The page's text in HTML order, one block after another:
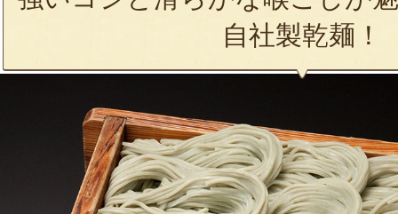
自社製乾麺！